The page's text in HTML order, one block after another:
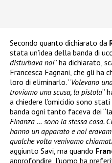
Secondo quanto dichiarato da
stata un’idea della banda di
disturbava noi” ha dichiarato,
Francesca Fagnani, che gli ha
loro di eliminarlo. “Volevano
troviamo una scusa, la pistola”
a chiedere l’omicidio sono
banda ogni tanto faceva dei
Finanza … sono la stessa cosa.
hanno un apparato e noi
qualche volta venivamo
aggiunto Savi, ma quando
approfondire, l’uomo ha